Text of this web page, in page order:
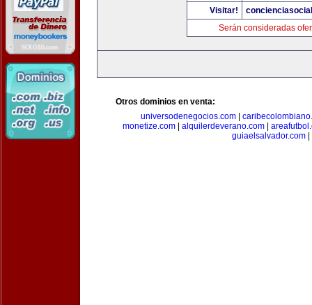
Visitar!
Serán consideradas
Otros dominios en venta:
universodenegocios.com|
monetize.com| alquilerdeverano.com|
guiaelsalvador.com